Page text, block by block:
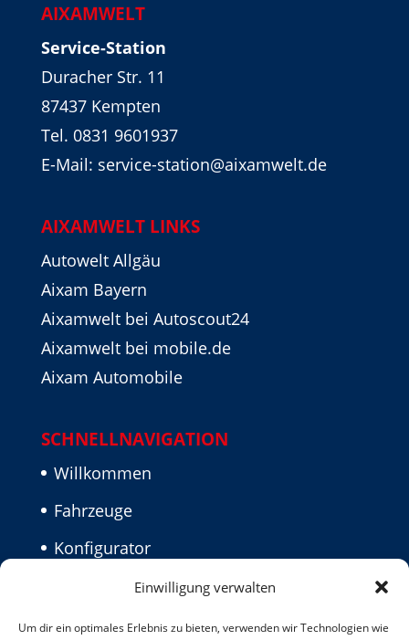
Einwilligung verwalten
Um dir ein optimales Erlebnis zu bieten, verwenden wir Technologien wie
AIXAMWELT
Service-Station
Duracher Str. 11
87437 Kempten
Tel. 0831 9601937
E-Mail: service-station@aixamwelt.de
AIXAMWELT LINKS
Autowelt Allgäu
Aixam Bayern
Aixamwelt bei Autoscout24
Aixamwelt bei mobile.de
Aixam Automobile
SCHNELLNAVIGATION
Willkommen
Fahrzeuge
Konfigurator
Kontakt